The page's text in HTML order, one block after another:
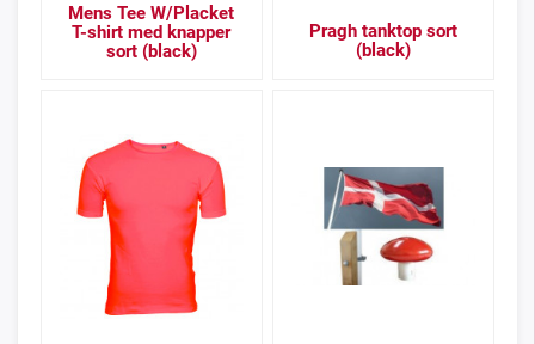
Mens Tee W/Placket
T-shirt med knapper
sort (black)
Pragh tanktop sort
(black)